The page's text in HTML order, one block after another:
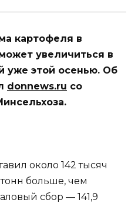
картофеля в
увеличиться в
уже этой осенью. Об
donnews.ru со
около 142 тысяч
больше, чем
сбор — 141,9